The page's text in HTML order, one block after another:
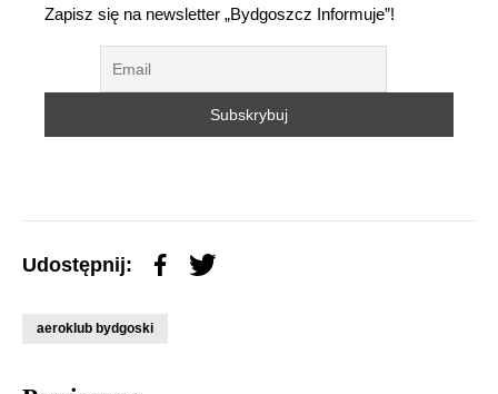
Zapisz się na newsletter „Bydgoszcz Informuje”!
Udostępnij:
aeroklub bydgoski